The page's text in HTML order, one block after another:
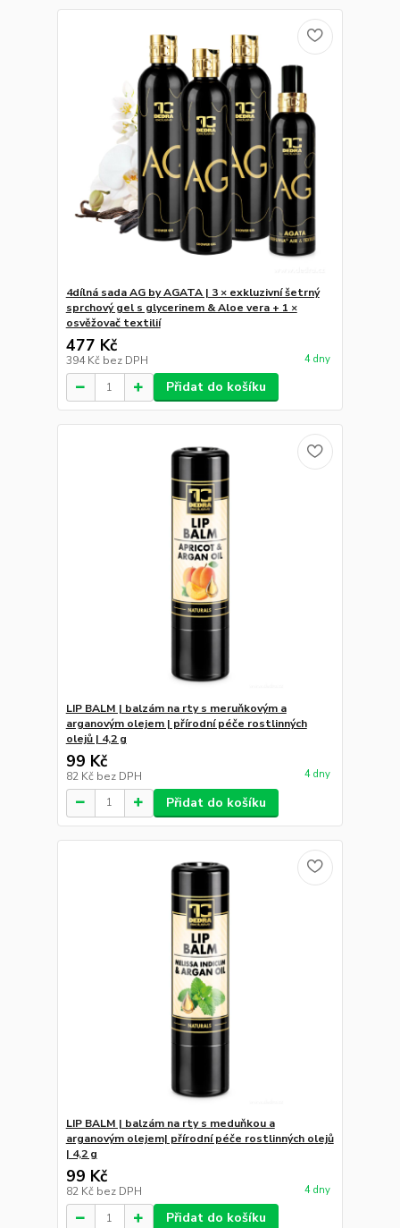
4dílná sada AG by AGATA | 3 × exkluzivní šetrný
sprchový gel s glycerinem & Aloe vera + 1 ×
osvěžovač textilií
477 Kč
394 Kč bez DPH 4 dny
Přidat do košíku
LIP BALM | balzám na rty s meruňkovým a
arganovým olejem | přírodní péče rostlinných
olejů | 4,2 g
99 Kč
82 Kč bez DPH 4 dny
Přidat do košíku
LIP BALM | balzám na rty s meduňkou a
arganovým olejem| přírodní péče rostlinných olejů
| 4,2 g
99 Kč
82 Kč bez DPH 4 dny
Přidat do košíku